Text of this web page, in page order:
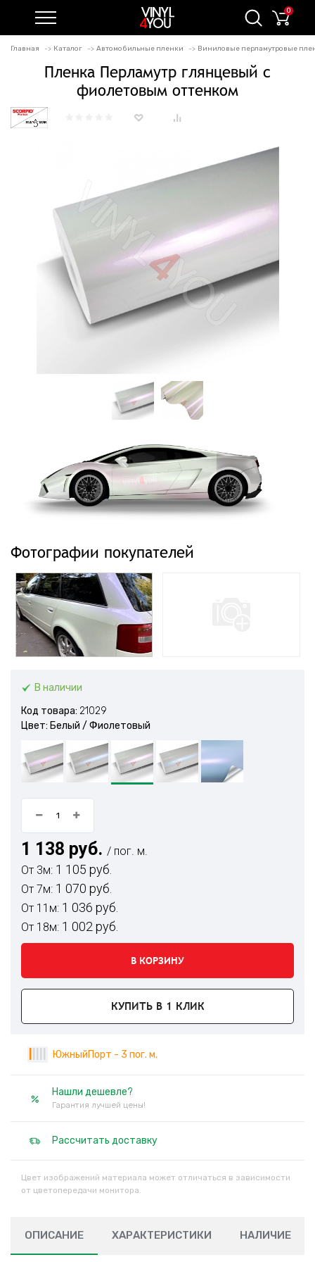
0
Главная Каталог Автомобильные пленки Виниловые перламутровые
Пленка Перламутр глянцевый с
фиолетовым оттенком
Фотографии покупателей
В наличии
Код товара: 21029
Цвет: Белый / Фиолетовый
1 138 руб. / пог. м.
От 3м: 1 105 руб.
От 7м: 1 070 руб.
От 11м: 1 036 руб.
От 18м: 1 002 руб.
В КОРЗИНУ
КУПИТЬ В 1 КЛИК
ЮжныйПорт - 3 пог. м.
Нашли дешевле?
Гарантия лучшей цены!
Рассчитать доставку
Цвет изображений материала может отличаться в зависимости
от цветопередачи монитора.
ОПИСАНИЕ ХАРАКТЕРИСТИКИ НАЛИЧИЕ